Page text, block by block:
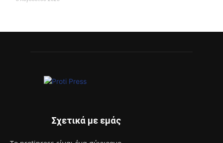
95 ειδικότητες και 860 τμήματα στις Δημόσιες Σ.Α.Ε.Κ. για
Έναρξη του προγράμματος στειρώσεων και περίθαλψης
αδέσποτων γατών του Δήμου Αιγάλεω